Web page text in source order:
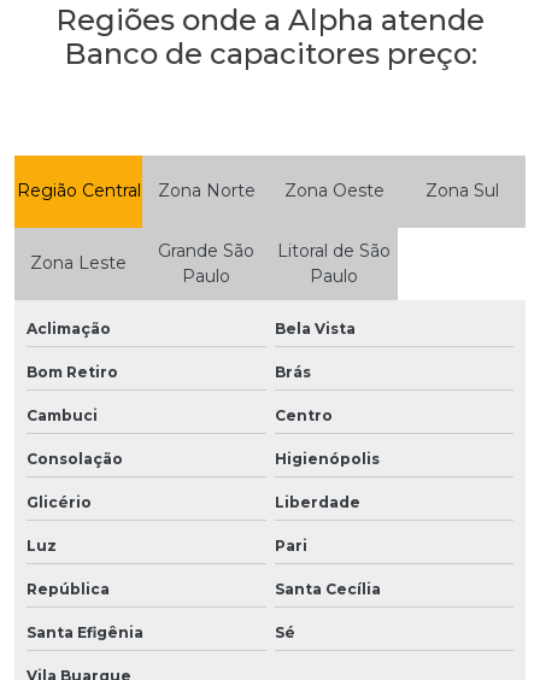
Regiões onde a Alpha atende
Banco de capacitores preço:
Região Central Zona Norte Zona Oeste Zona Sul
Zona Leste
Grande São
Paulo
Litoral de São
Paulo
Aclimação Bela Vista
Bom Retiro Brás
Cambuci Centro
Consolação Higienópolis
Glicério Liberdade
Luz Pari
República Santa Cecília
Santa Efigênia Sé
Vila Buarque